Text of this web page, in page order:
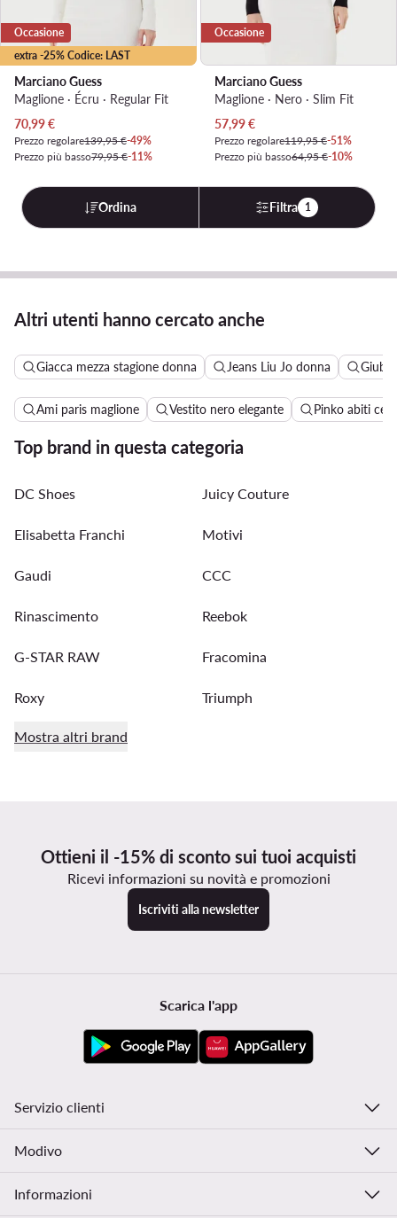
extra -25% Codice: LAST
Occasione
Marciano Guess
Maglione · Écru · Regular Fit
Prezzo attuale
70,99€
Prezzo regolare139,95 €-49%
Prezzo più basso79,95 €-11%
Occasione
Marciano Guess
Maglione · Nero · Slim Fit
Prezzo attuale
57,99€
Prezzo regolare119,95 €-51%
Prezzo più basso64,95 €-10%
Ordina Filtra 1
Altri utenti hanno cercato anche
Giacca mezza stagione donna Jeans Liu Jo donna
Ami paris maglione Vestito nero elegante Pinko abiti
Top brand in questa categoria
DC Shoes Juicy Couture
Elisabetta Franchi Motivi
Gaudi CCC
Rinascimento Reebok
G-STAR RAW Fracomina
Roxy Triumph
Mostra altri brand
Ottieni il -15% di sconto sui tuoi acquisti
Ricevi informazioni su novità e promozioni
Iscriviti alla newsletter
Scarica l'app
Servizio clienti
Modivo
Informazioni